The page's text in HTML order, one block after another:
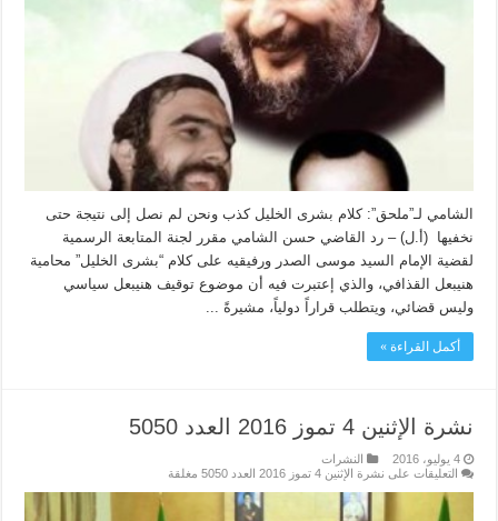
الشامي لـ”ملحق”: كلام بشرى الخليل كذب ونحن لم نصل إلى نتيجة حتى
نخفيها (أ.ل) – رد القاضي حسن الشامي مقرر لجنة المتابعة الرسمية
لقضية الإمام السيد موسى الصدر ورفيقيه على كلام “بشرى الخليل” محامية
هنيبعل القذافي، والذي إعتبرت فيه أن موضوع توقيف هنيبعل سياسي
وليس قضائي، ويتطلب قراراً دولياً، مشيرةً ...
أكمل القراءة »
نشرة الإثنين 4 تموز 2016 العدد 5050
4 يوليو، 2016
النشرات
التعليقات على نشرة الإثنين 4 تموز 2016 العدد 5050 مغلقة